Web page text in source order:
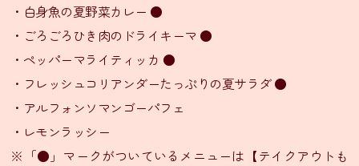
食
プ
シ
タ
ー
・白身魚の夏野菜カレー ●
・ごろごろひき肉のドライキーマ ●
・ペッパーマライティッカ ●
・フレッシュコリアンダーたっぷりの夏サラダ ●
・アルフォンソマンゴーパフェ
・レモンラッシー
※「●」マークがついているメニューは【テイクアウトも